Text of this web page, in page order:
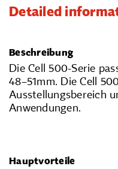
Detailed
Beschreibung
Die Cell 500-Serie
48–51mm. Die Cell
Ausstellungsbereich
Anwendungen.
Hauptvorteile